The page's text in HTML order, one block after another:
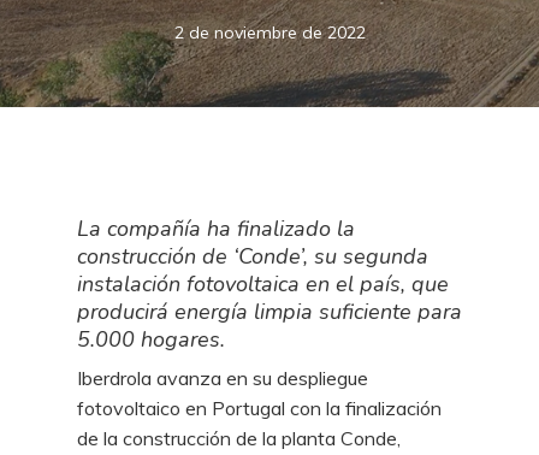
2 de noviembre de 2022
La compañía ha finalizado la
construcción de ‘Conde’, su segunda
instalación fotovoltaica en el país, que
producirá energía limpia suficiente para
5.000 hogares.
Iberdrola avanza en su despliegue
fotovoltaico en Portugal con la finalización
de la construcción de la planta Conde,